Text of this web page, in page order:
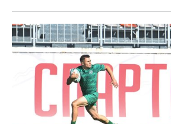
ТЕЛЕКОММУНИКАЦИИ
БИЗНЕС-БРАНЧИ
ONLINE-КОНФЕРЕНЦИИ
ОТКРЫТАЯ ЛЕКЦИЯ
ФУТБОЛ
ХОККЕЙ
БАСКЕТБОЛ
КИБЕРСПОРТ
НОВОСТИ ОБЩЕСТВА
ВЛАСТЬ
ИНФРАСТРУКТУРА
КУЛЬТУРА
ФОТОГАЛЕРЕЯ
СЮЖЕТЫ
СПРАВОЧНИК
СПИСОК ПЕРСОН
СПИСОК КОМПАНИЙ
ПОЛНАЯ ВЕРСИЯ